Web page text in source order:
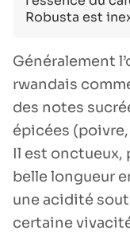
Robusta est
Généralement
rwandais
des notes
épicées
Il est onctueux,
belle longueur
une acidité
certaine